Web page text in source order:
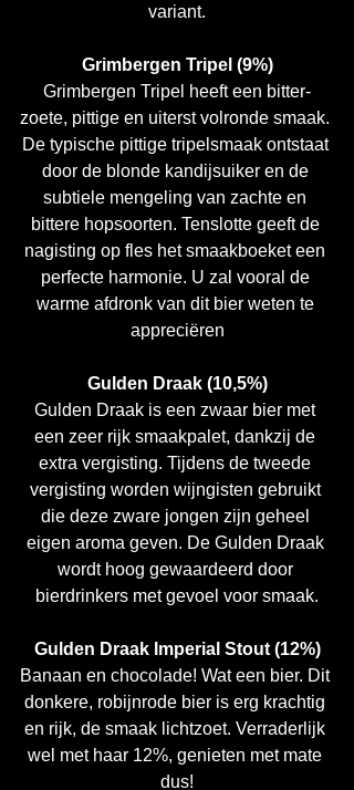
variant.
Grimbergen Tripel (9%)
Grimbergen Tripel heeft een bitter-
zoete, pittige en uiterst volronde smaak.
De typische pittige tripelsmaak ontstaat
door de blonde kandijsuiker en de
subtiele mengeling van zachte en
bittere hopsoorten. Tenslotte geeft de
nagisting op fles het smaakboeket een
perfecte harmonie. U zal vooral de
warme afdronk van dit bier weten te
appreciëren
Gulden Draak (10,5%)
Gulden Draak is een zwaar bier met
een zeer rijk smaakpalet, dankzij de
extra vergisting. Tijdens de tweede
vergisting worden wijngisten gebruikt
die deze zware jongen zijn geheel
eigen aroma geven. De Gulden Draak
wordt hoog gewaardeerd door
bierdrinkers met gevoel voor smaak.
Gulden Draak Imperial Stout (12%)
Banaan en chocolade! Wat een bier. Dit
donkere, robijnrode bier is erg krachtig
en rijk, de smaak lichtzoet. Verraderlijk
wel met haar 12%, genieten met mate
dus!